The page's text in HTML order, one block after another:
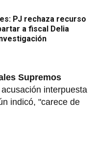
PJ rechaza recurso
a fiscal Delia
Supremos
interpuesta
indicó, "carece de